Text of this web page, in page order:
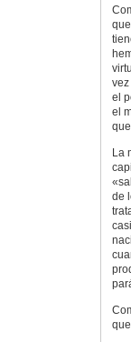
el
el
La
de